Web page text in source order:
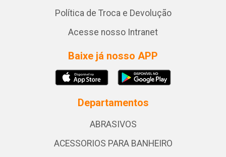
Política de Troca e Devolução
Acesse nosso Intranet
Baixe já nosso APP
Departamentos
ABRASIVOS
ACESSORIOS PARA BANHEIRO